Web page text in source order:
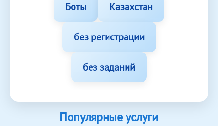
Боты Казахстан
без регистрации
без заданий
Популярные услуги